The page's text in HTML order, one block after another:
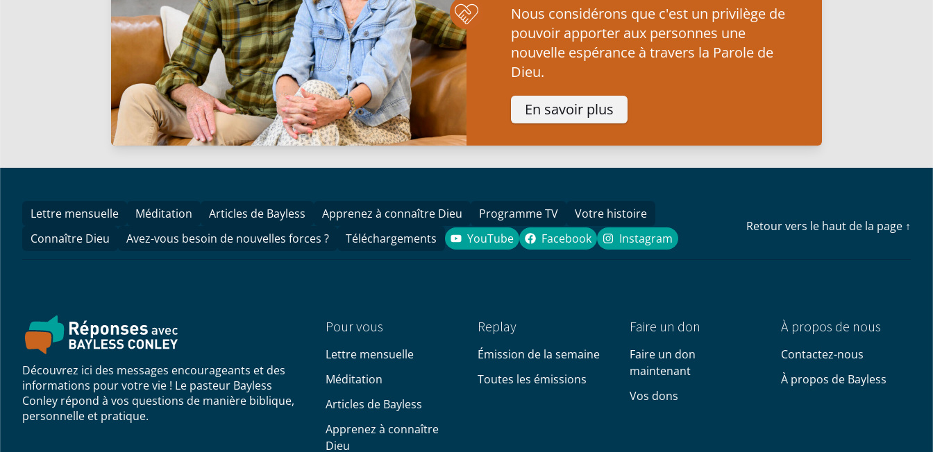
Nous considérons que c'est un privilège de
pouvoir apporter aux personnes une
nouvelle espérance à travers la Parole de
Dieu.
En savoir plus
Lettre mensuelle Méditation Articles de Bayless Apprenez à connaître Dieu Programme TV
Votre histoire
Connaître Dieu
Avez-vous besoin de nouvelles forces ? Téléchargements YouTube
YouTube Facebook
Facebook Instagram
Instagram
Retour vers le haut de la page ↑
Découvrez ici des messages encourageants et des
informations pour votre vie ! Le pasteur Bayless
Conley répond à vos questions de manière biblique,
personnelle et pratique.
Pour vous
Lettre mensuelle
Méditation
Articles de Bayless
Apprenez à connaître
Dieu
Replay
Émission de la semaine
Toutes les émissions
Faire un don
Faire un don
maintenant
Vos dons
À propos de nous
Contactez-nous
À propos de Bayless